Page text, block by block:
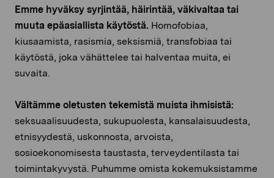
Emme hyväksy syrjintää, häirintää, väkivaltaa tai
muuta epäasiallista käytöstä. Homofobiaa,
kiusaamista, rasismia, seksismiä, transfobiaa tai
käytöstä, joka vähättelee tai halventaa muita, ei
suvaita.
Vältämme oletusten tekemistä muista ihmisistä:
seksuaalisuudesta, sukupuolesta, kansalaisuudesta,
etnisyydestä, uskonnosta, arvoista,
sosioekonomisesta taustasta, terveydentilasta tai
toimintakyvystä. Puhumme omista kokemuksistamme